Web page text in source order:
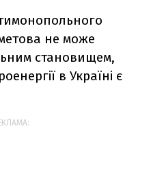
не може
становищем,
в Україні є